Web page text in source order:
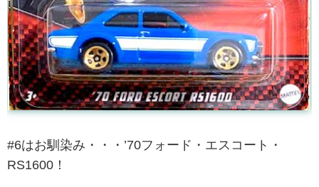
#6はお馴染み・・・’70フォード・エスコート・
RS1600！